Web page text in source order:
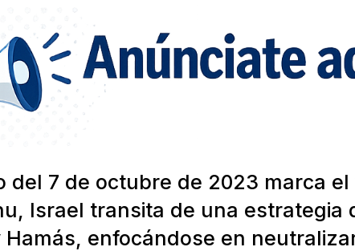
del 7 de octubre de 2023 marca
Israel transita de una
Hamás, enfocándose en